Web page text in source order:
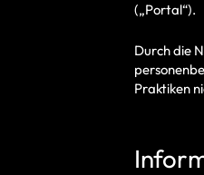
(„Portal“).
Durch die
Praktiken